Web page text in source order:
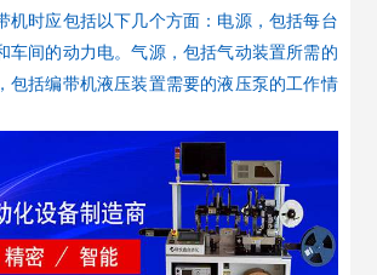
机时应包括以下几个方面：电源，包括每台
车间的动力电。气源，包括气动装置所需的
包括编带机液压装置需要的液压泵的工作情